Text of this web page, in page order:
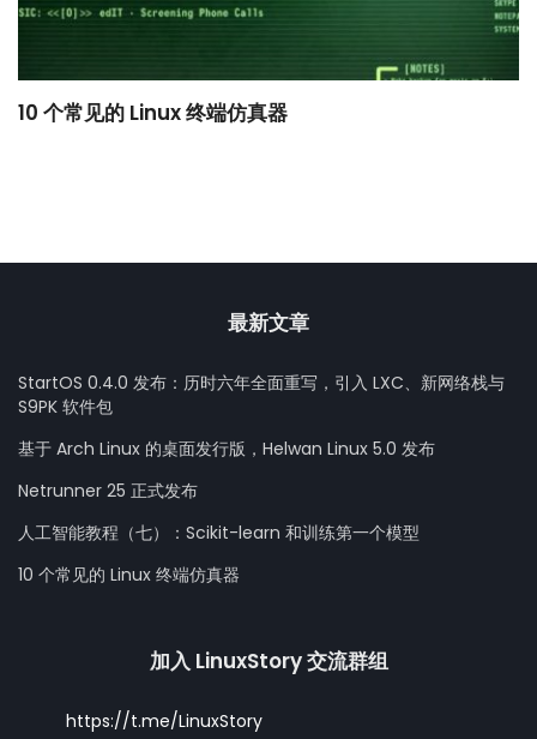
10 个常见的 Linux 终端仿真器
最新文章
StartOS 0.4.0 发布：历时六年全面重写，引入 LXC、新网络栈与
S9PK 软件包
基于 Arch Linux 的桌面发行版，Helwan Linux 5.0 发布
Netrunner 25 正式发布
人工智能教程（七）：Scikit-learn 和训练第一个模型
10 个常见的 Linux 终端仿真器
加入 LinuxStory 交流群组
https://t.me/LinuxStory